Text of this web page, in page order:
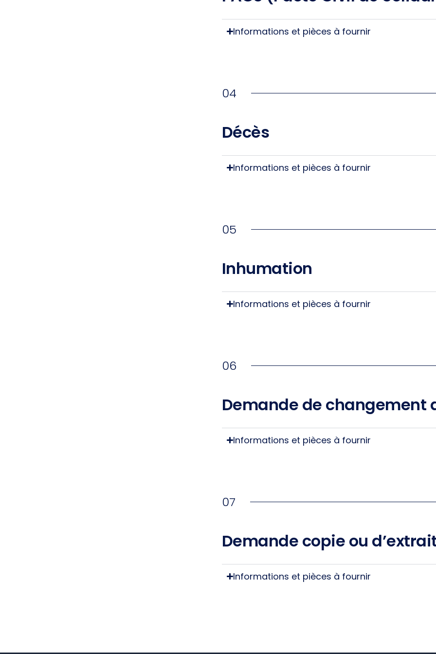
Informations et pièces à fournir
04
Décès
Informations et pièces à fournir
05
Inhumation
Informations et pièces à fournir
06
Demande de changement
Informations et pièces à fournir
07
Demande copie ou
Informations et pièces à fournir